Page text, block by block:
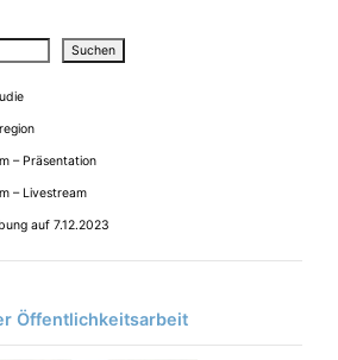
Suchen
– Präsentation
– Livestream
auf 7.12.2023
Öffentlichkeitsarbeit